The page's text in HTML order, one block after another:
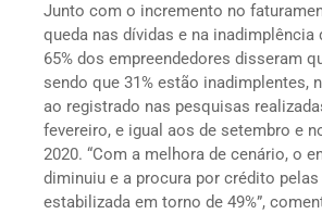
Junto com o incremento no
queda nas dívidas e na inadimplência
65% dos empreendedores disseram
sendo que 31% estão inadimplentes,
ao registrado nas pesquisas
fevereiro, e igual aos de setembro e
2020. “Com a melhora de cenário, o
diminuiu e a procura por crédito
estabilizada em torno de 49%”,